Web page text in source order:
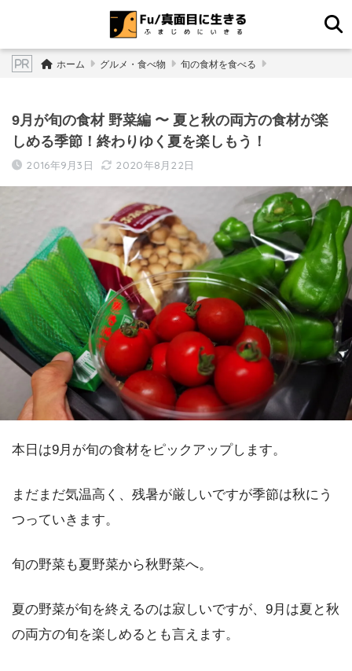
ホーム グルメ・食べ物 旬の食材を食べる
9月が旬の食材 野菜編 〜 夏と秋の両方の食材が楽
しめる季節！終わりゆく夏を楽しもう！
2016年9月3日 2020年8月22日
本日は9月が旬の食材をピックアップします。
まだまだ気温高く、残暑が厳しいですが季節は秋にう
つっていきます。
旬の野菜も夏野菜から秋野菜へ。
夏の野菜が旬を終えるのは寂しいですが、9月は夏と秋
の両方の旬を楽しめるとも言えます。